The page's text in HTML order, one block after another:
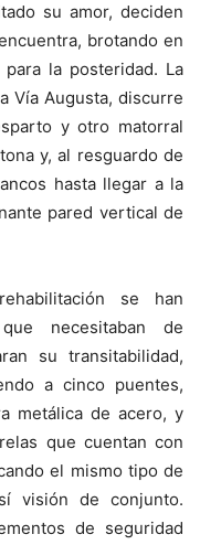
su amor, deciden
brotando en
la posteridad. La
Vía Augusta, discurre
y otro matorral
y, al resguardo de
hasta llegar a la
pared vertical de
se han
necesitaban de
su transitabilidad,
a cinco puentes,
metálica de acero, y
que cuentan con
el mismo tipo de
visión de conjunto.
de seguridad